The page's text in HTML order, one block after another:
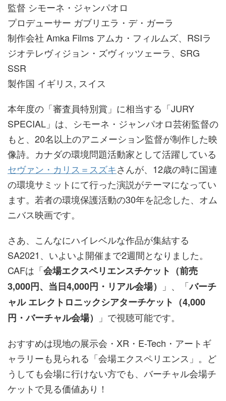
監督 シモーネ・ジャンパオロ
プロデューサー ガブリエラ・デ・ガーラ
制作会社 Amka Films アムカ・フィルムズ、RSIラ
ジオテレヴィジョン・ズヴィッツェーラ、SRG
SSR
製作国 イギリス, スイス
本年度の「審査員特別賞」に相当する「JURY
SPECIAL」は、シモーネ・ジャンパオロ芸術監督の
もと、20名以上のアニメーション監督が制作した映
像詩。カナダの環境問題活動家として活躍している
セヴァン・カリス＝スズキさんが、12歳の時に国連
の環境サミットにて行った演説がテーマになってい
ます。若者の環境保護活動の30年を記念した、オム
ニバス映画です。
さあ、こんなにハイレベルな作品が集結する
SA2021、いよいよ開催まで2週間となりました。
CAFは「会場エクスペリエンスチケット（前売
3,000円、当日4,000円・リアル会場）
」、「バーチ
ャル エレクトロニックシアターチケット（4,000
円・バーチャル会場）
」で視聴可能です。
おすすめは現地の展示会・XR・E-Tech・アートギ
ャラリーも見られる「会場エクスペリエンス」。ど
うしても会場に行けない方でも、バーチャル会場チ
ケットで見る価値あり！